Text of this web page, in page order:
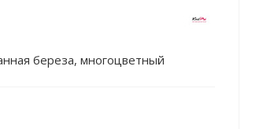
береза, многоцветный